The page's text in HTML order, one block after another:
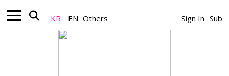
KR EN Others Sign In Sub